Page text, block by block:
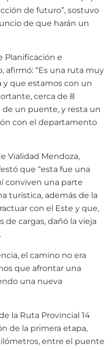
de futuro”, sostuvo
de que harán un
Planificación e
afirmó: “Es una ruta muy
y que estamos con un
cerca de 8
un puente, y resta un
con el departamento
Vialidad Mendoza,
que “esta fue una
conviven una parte
turística, además de la
con el Este y que,
de cargas, dañó la vieja
el camino no era
que afrontar una
una nueva
la Ruta Provincial 14
de la primera etapa,
entre el puente